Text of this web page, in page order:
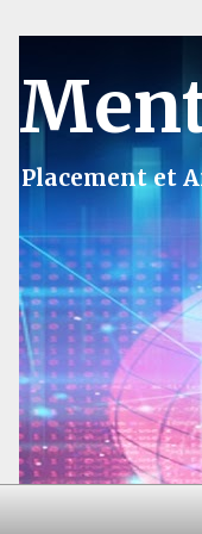
Placement et